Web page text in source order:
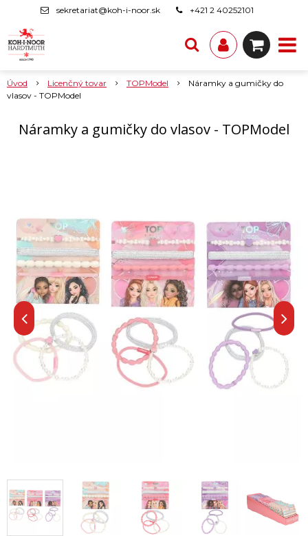
sekretariat@koh-i-noor.sk +421 2 40252101
Úvod Licenčný tovar TOPModel
Náramky a gumičky do
vlasov - TOPModel
Náramky a gumičky do vlasov - TOPModel